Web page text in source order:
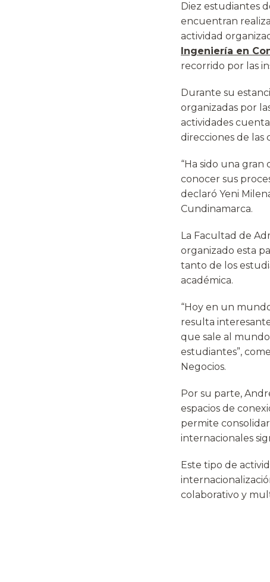
Diez estudiantes
encuentran
actividad
Ingeniería en
recorrido por las
Durante su
organizadas por
actividades
direcciones de las
“Ha sido una
conocer sus
declaró Yeni
Cundinamarca.
La Facultad de
organizado esta
tanto de los
académica.
“Hoy en un
resulta
que sale al
estudiantes”,
Negocios.
Por su parte,
espacios de
permite
internacionales
Este tipo de
colaborativo y